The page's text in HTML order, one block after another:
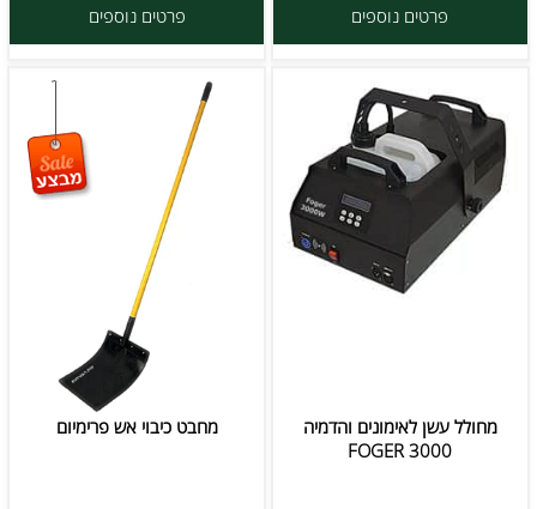
פרטים נוספים פרטים נוספים
מחולל עשן לאימונים והדמיה
FOGER 3000
מחבט כיבוי אש פרימיום